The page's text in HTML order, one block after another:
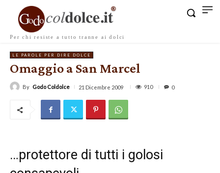
Per chi resiste a tutto tranne ai dolci
LE PAROLE PER DIRE DOLCE
Omaggio a San Marcel
By Godo Coldolce 21 Dicembre 2009 910 0
…protettore di tutti i golosi